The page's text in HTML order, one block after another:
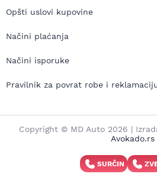
Opšti uslovi kupovine
Načini plaćanja
Načini isporuke
Pravilnik za povrat robe i
Copyright © MD Auto 2026 |
Avokado.rs
SURČIN